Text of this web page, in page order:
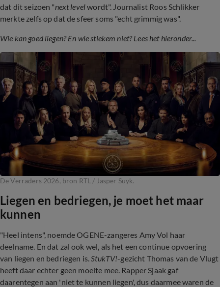
dat dit seizoen "next levelwordt". Journalist Roos Schlikker
merkte zelfs op dat de sfeer soms "echt grimmig was".
Wie kan goed liegen? En wie stiekem niet? Lees het hieronder...
De Verraders 2026, bron RTL / Jasper Suyk.
Liegen en bedriegen, je moet het maar
kunnen
"Heel intens", noemde OGENE-zangeres Amy Vol haar
deelname. En dat zal ook wel, als het een continue opvoering
van liegen en bedriegen is.StukTV!-gezicht Thomas van de Vlugt
heeft daar echter geen moeite mee. Rapper Sjaak gaf
daarentegen aan 'niet te kunnen liegen', dus daarmee waren de